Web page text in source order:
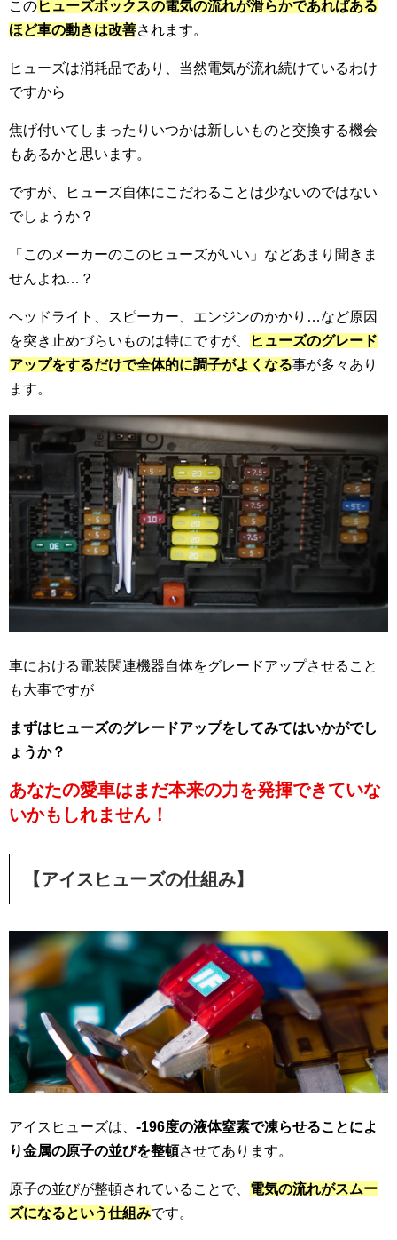
このヒューズボックスの電気の流れが滑らかであればある
ほど車の動きは改善されます。
ヒューズは消耗品であり、当然電気が流れ続けているわけ
ですから
焦げ付いてしまったりいつかは新しいものと交換する機会
もあるかと思います。
ですが、ヒューズ自体にこだわることは少ないのではない
でしょうか？
「このメーカーのこのヒューズがいい」などあまり聞きま
せんよね…？
ヘッドライト、スピーカー、エンジンのかかり…など原因
を突き止めづらいものは特にですが、
ヒューズのグレード
アップをするだけで全体的に調子がよくなる事が多々あり
ます。
車における電装関連機器自体をグレードアップさせること
も大事ですが
まずはヒューズのグレードアップをしてみてはいかがでし
ょうか？
あなたの愛車はまだ本来の力を発揮できていな
いかもしれません！
【アイスヒューズの仕組み】
アイスヒューズは、 -196度の液体窒素で凍らせることによ
り金属の原子の並びを整頓させてあります。
原子の並びが整頓されていることで、 電気の流れがスムー
ズになるという仕組みです。